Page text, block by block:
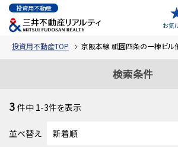
投資用不動産
お気
投資用不動産TOP 京阪本線 祇園四条の一棟ビル
検索条件
3 件中 1-3件を表示
並べ替え